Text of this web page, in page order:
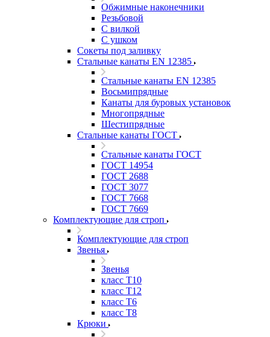
Обжимные наконечники
Резьбовой
С вилкой
С ушком
Сокеты под заливку
Стальные канаты EN 12385
Стальные канаты EN 12385
Восьмипрядные
Канаты для буровых установок
Многопрядные
Шестипрядные
Стальные канаты ГОСТ
Стальные канаты ГОСТ
ГОСТ 14954
ГОСТ 2688
ГОСТ 3077
ГОСТ 7668
ГОСТ 7669
Комплектующие для строп
Комплектующие для строп
Звенья
Звенья
класс Т10
класс Т12
класс Т6
класс Т8
Крюки